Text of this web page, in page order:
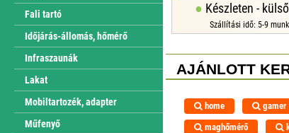
Fali tartó
Időjárás-állomás, hőmérő
Infraszaunák
Lakat
Mobiltartozék, adapter
Műfenyő
Készleten -
Szállítási idő: 5-9
AJÁNLOTT
home gamer
maghőmérő